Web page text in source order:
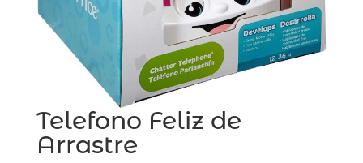
Telefono Feliz de
Arrastre